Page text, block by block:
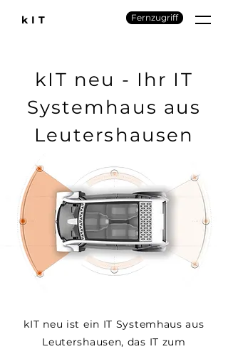
kIT Fernzugriff
kIT neu - Ihr IT
Systemhaus aus
Leutershausen
kIT neu ist ein IT Systemhaus aus
Leutershausen, das IT zum